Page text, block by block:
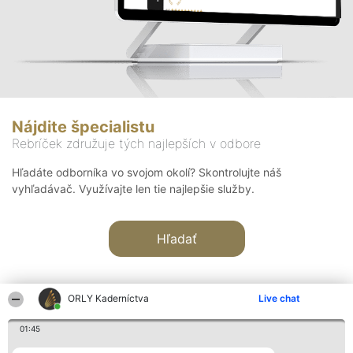
ORLY Kaderníctva Live chat
01:45
Nájdite špecialistu
Rebríček združuje tých najlepších v odbore
Hľadáte odborníka vo svojom okolí? Skontrolujte náš
vyhľadávač. Využívajte len tie najlepšie služby.
Hľadať